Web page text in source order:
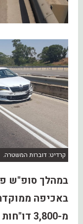
קרדיט: דוברות המשטרה.
במהלך סופ"ש
באכיפה
מ-3,800 דו"חות תנועה.